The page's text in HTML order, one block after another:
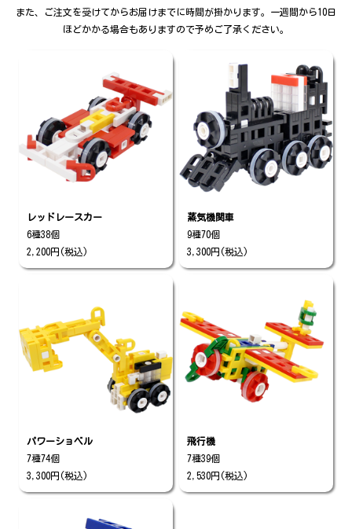
また、ご注文を受けてからお届けまでに時間が掛かります。一週間から10日
ほどかかる場合もありますので予めご了承ください。
レッドレースカー
6種38個
2,200円(税込)
蒸気機関車
9種70個
3,300円(税込)
パワーショベル
7種74個
3,300円(税込)
飛行機
7種39個
2,530円(税込)